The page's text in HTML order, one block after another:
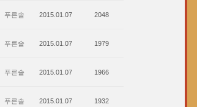
푸른솔 2015.01.07 2048
푸른솔 2015.01.07 1979
푸른솔 2015.01.07 1966
푸른솔 2015.01.07 1932